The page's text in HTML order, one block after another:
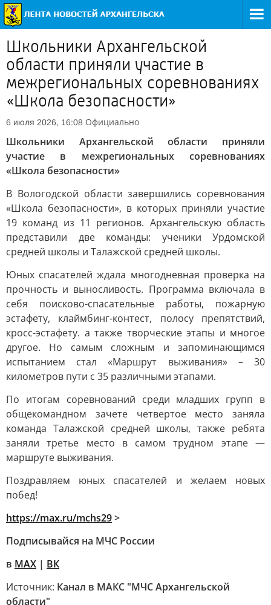
Школьники Архангельской
области приняли участие в
межрегиональных соревнованиях
«Школа безопасности»
6 июля 2026, 16:08 Официально
Школьники Архангельской области приняли
участие в межрегиональных соревнованиях
«Школа безопасности»
В Вологодской области завершились соревнования
«Школа безопасности», в которых приняли участие
19 команд из 11 регионов. Архангельскую область
представили две команды: ученики Урдомской
средней школы и Талажской средней школы.
Юных спасателей ждала многодневная проверка на
прочность и выносливость. Программа включала в
себя поисково-спасательные работы, пожарную
эстафету, клаймбинг-контест, полосу препятствий,
кросс-эстафету. а также творческие этапы и многое
другое. Но самым сложным и запоминающимся
испытанием стал «Маршрут выживания» – 30
километров пути с 35 различными этапами.
По итогам соревнований среди младших групп в
общекомандном зачете четвертое место заняла
команда Талажской средней школы, также ребята
заняли третье место в самом трудном этапе —
маршруте выживания.
Поздравляем юных спасателей и желаем новых
побед!
https://max.ru/mchs29>
Подписывайся на МЧС России
в MAX | ВК
Источник: Канал в МАКС "МЧС Архангельской
области"